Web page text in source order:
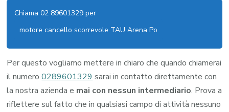
Chiama 02 89601329 per
motore cancello scorrevole TAU Arena Po
Per questo vogliamo mettere in chiaro che quando chiamerai
il numero0289601329sarai in contatto direttamente con
la nostra azienda e mai con nessun intermediario. Prova a
riflettere sul fatto che in qualsiasi campo di attività nessuno